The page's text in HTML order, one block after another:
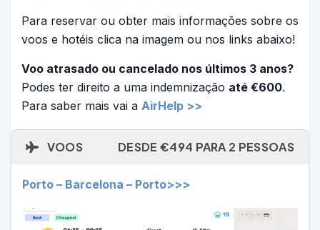
Para reservar ou obter mais informações sobre os
voos e hotéis clica na imagem ou nos links abaixo!
Voo atrasado ou cancelado nos últimos 3 anos?
Podes ter direito a uma indemnização até €600.
Para saber mais vai a AirHelp >>
VOOS DESDE €494 PARA 2 PESSOAS
Porto – Barcelona – Porto>>>